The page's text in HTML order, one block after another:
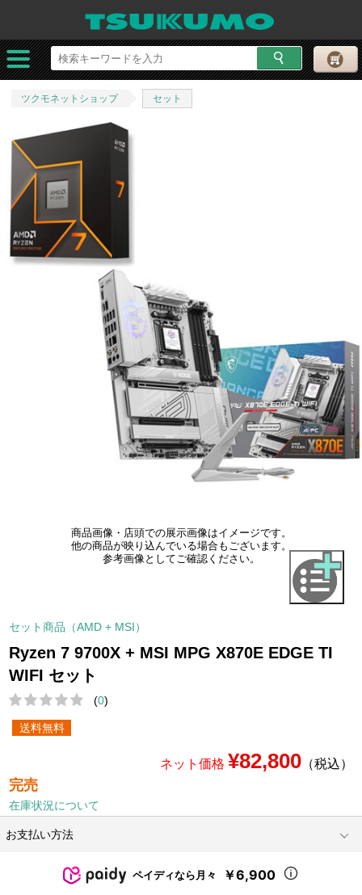
ツクモネットショップ セット
商品画像・店頭での展示画像はイメージです。
他の商品が映り込んでいる場合もございます。
参考画像としてご確認ください。
セット商品（AMD + MSI）
Ryzen 7 9700X + MSI MPG X870E EDGE TI
WIFI セット
(0)
送料無料
ネット価格 ¥82,800（税込）
完売
在庫状況について
お支払い方法
ペイディなら月々 ￥6,900